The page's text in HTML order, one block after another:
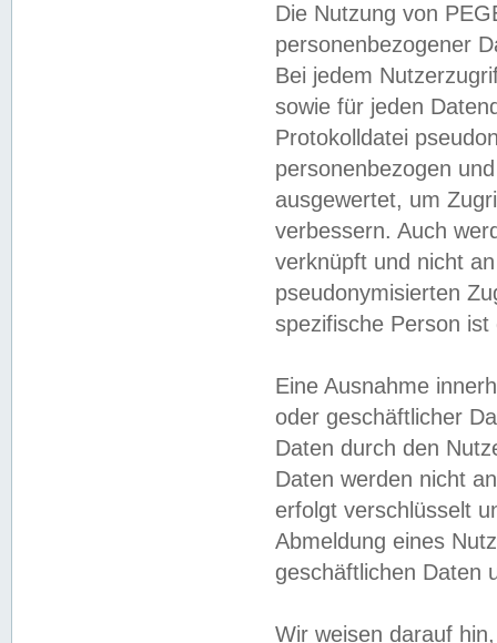
Die Nutzung von
personenbezogener
Bei jedem
sowie für jeden
Protokolldatei
personenbezogen
ausgewertet, um
verbessern. Auch
verknüpft und nicht
pseudonymisierten
spezifische Person
Eine Ausnahme
oder geschäftlicher
Daten durch den
Daten werden nicht
erfolgt verschlüsselt
Abmeldung eines
geschäftlichen Daten
Wir weisen darauf